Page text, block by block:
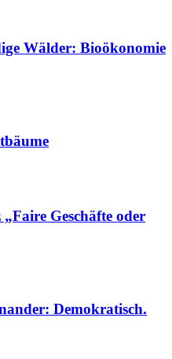
Wälder: Bioökonomie
Geschäfte oder
Demokratisch.